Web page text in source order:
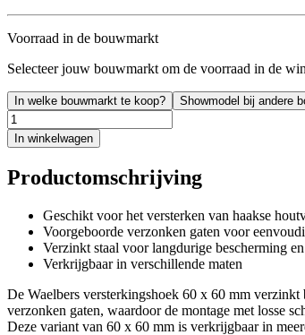
Voorraad in de bouwmarkt
Selecteer jouw bouwmarkt om de voorraad in de
In welke bouwmarkt te koop? Showmodel bij andere
In winkelwagen
Productomschrijving
Geschikt voor het versterken van haakse
Voorgeboorde verzonken gaten voor
Verzinkt staal voor langdurige bescherming
Verkrijgbaar in verschillende maten
De Waelbers versterkingshoek 60 x 60 mm
verzonken gaten, waardoor de montage met losse
Deze variant van 60 x 60 mm is verkrijgbaar in